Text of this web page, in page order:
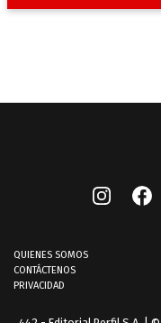
QUIENES SOMOS
CONTÁCTENOS
PRIVACIDAD